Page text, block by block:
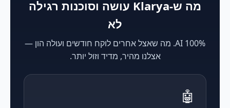
מה ש-Klarya עושה וסוכנות רגילה
לא
100% AI. מה שאצל אחרים לוקח חודשים ועולה הון —
אצלנו מהיר, מדיד וזול יותר.
🤖